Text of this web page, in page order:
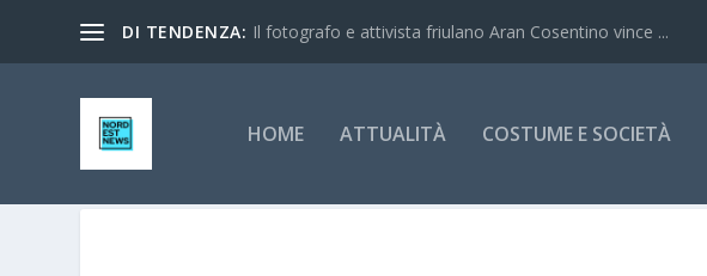
DI TENDENZA: Il fotografo e attivista friulano Aran Cosentino vince ...
HOME ATTUALITÀ COSTUME E SOCIETÀ